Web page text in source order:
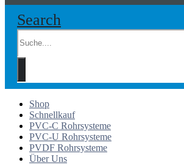
Search
Shop
Schnellkauf
PVC-C Rohrsysteme
PVC-U Rohrsysteme
PVDF Rohrsysteme
Über Uns